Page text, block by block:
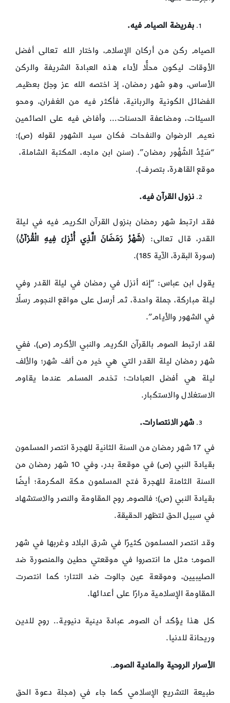
بفريضة الصيام فيه.
الصيام ركن من أركان الإسلام، واختار الله تعالى أفضل
الأوقات ليكون محلًّا لأداء هذه العبادة الشريفة والركن
الأساس، وهو شهر رمضان، إذ اختصه الله عز وجلَّ بعظيم
الفضائل الكونية والربانية، فأكثر فيه من الغفران، ومحو
السيئات، ومضاعفة الحسنات… وأفاض فيه على الصائمين
نعيم الرضوان والنفحات فكان سيد الشهور لقوله (ص):
“سَيَّدُ الشّهُور رمضان”. (سنن ابن ماجه، المكتبة الشاملة،
موقع القاهرة، بتصرف).
نزول القرآن فيه.
فقد ارتبط شهر رمضان بنزول القرآن الكريم فيه في ليلة
القدر، قال تعالى: ﴿شَهْرُ رَمَضَانَ الَّذِي أُنْزِلَ فِيهِ الْقُرْآنُ﴾
(سورة البقرة، الآية 185).
يقول ابن عباس: “إنه أنزل في رمضان في ليلة القدر وفي
ليلة مباركة، جملة واحدة، ثم أرسل على مواقع النجوم رسلًا
في الشهور والأيام”.
لقد ارتبط الصوم بالقرآن الكريم والنبي الأكرم (ص)، ففي
شهر رمضان ليلة القدر التي هي خير من ألف شهر؛ والألف
ليلة هي أفضل العبادات؛ تخدم المسلم عندما يقاوم
الاستغلال والاستكبار.
شهر الانتصارات.
في 17 شهر رمضان من السنة الثانية للهجرة انتصر المسلمون
بقيادة النبي (ص) في موقعة بدر، وفي 10 شهر رمضان من
السنة الثامنة للهجرة فتح المسلمون مكة المكرمة؛ أيضًا
بقيادة النبي (ص)؛ فالصوم روح المقاومة والنصر والاستشهاد
في سبيل الحق لتظهر الحقيقة.
وقد انتصر المسلمون كثيرًا في شرق البلاد وغربها في شهر
الصوم؛ مثل ما انتصروا في موقعتي حطين والمنصورة ضد
الصليبيين، وموقعة عين جالوت ضد التتار؛ كما انتصرت
المقاومة الإسلامية مرارًا على أعدائها.
كل هذا يؤكد أن الصوم عبادة دينية دنيوية.. روح للدين
وريحانة للدنيا.
الأسرار الروحية والمادية الصوم.
طبيعة التشريع الإسلامي كما جاء في (مجلة دعوة الحق